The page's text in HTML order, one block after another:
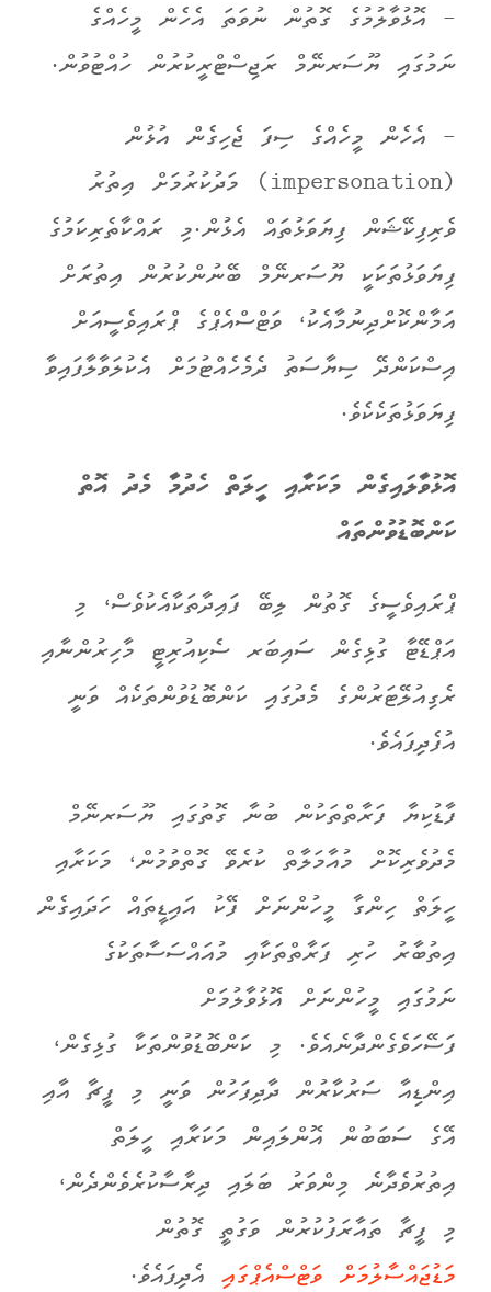
- އޮޅުވާލުމުގެ ގޮތުން ނުވަތަ އެހެން މީހެއްގެ
ނަމުގައި ޔޫސަރނޭމް ރަޖިސްޓްރީކުރުން ހުއްޓުވުން.
- އެހެން މީހެއްގެ ސިފަ ޖެހިގެން އުޅުން
(impersonation) މަދުކުރުމަށް އިތުރު
ވެރިފިކޭޝަން ފިޔަވަޅުތައް އެޅުން.މި ރައްކާތެރިކަމުގެ
ފިޔަވަޅުތަކަކީ ޔޫސަރނޭމް ބޭނުންކުރުން އިތުރަށް
އަމާންކޮށްދިނުމާއެކު، ވަޓްސްއެޕްގެ ޕްރައިވެސީއަށް
އިސްކަންދޭ ސިޔާސަތު ދެމެހެއްޓުމަށް އެކުލަވާލާފައިވާ
ފިޔަވަޅުތަކެކެވެ.
އޮޅުވާލައިގެން މަކަރާއި ހީލަތް ހެދުމާ މެދު އޮތް
ކަންބޮޑުވުންތައް
ޕްރައިވެސީގެ ގޮތުން ލިބޭ ފައިދާތަކާއެކުވެސް، މި
އަޕްޑޭޓާ ގުޅިގެން ސައިބަރ ސެކިއުރިޓީ މާހިރުންނާއި
ރެގިއުލޭޓަރުންގެ މެދުގައި ކަންބޮޑުވުންތަކެއް ވަނީ
އުފެދިފައެވެ.
ފާޑުކިޔާ ފަރާތްތަކުން ބުނާ ގޮތުގައި ޔޫސަރނޭމް
މެދުވެރިކޮށް މުއާމަލާތް ކުރެވޭ ގޮތްވުމުން، މަކަރާއި
ހީލަތް ހިންގާ މީހުންނަށް ފޭކު އައިޑީތައް ހަދައިގެން
އިތުބާރު ހުރި ފަރާތްތަކާއި މުއައްސަސާތަކުގެ
ނަމުގައި މީހުންނަށް އޮޅުވާލުމަށް
ފަސޭހަވެގެންދާނެއެވެ. މި ކަންބޮޑުވުންތަކާ ގުޅިގެން،
އިންޑިއާ ސަރުކާރުން ދާދިފަހުން ވަނީ މި ފީޗާ އާއި
އޭގެ ސަބަބުން އޮންލައިން މަކަރާއި ހީލަތް
އިތުރުވެދާނެ މިންވަރު ބަލައި ދިރާސާކުރެވެންދެން،
މި ފީޗާ ތައާރަފުކުރުން ވަގުތީ ގޮތުން
މަޑުޖައްސާލުމަށް ވަޓްސްއެޕްގައި އެދިފައެވެ.